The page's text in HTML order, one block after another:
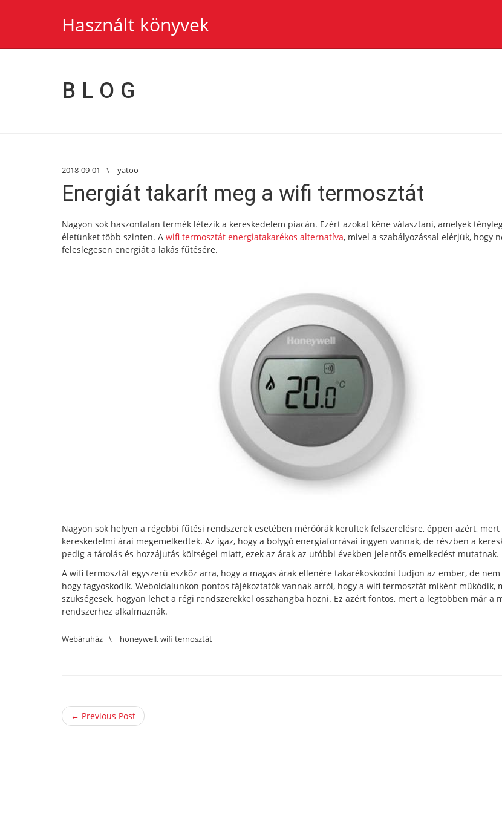
Használt könyvek
BLOG
2018-09-01 \ yatoo
Energiát takarít meg a wifi termosztát
Nagyon sok haszontalan termék létezik a kereskedelem piacán. Ezért azokat kéne választani, amelyek
életünket több szinten. A wifi termosztát energiatakarékos alternatíva, mivel a szabályozással elérjük, hogy
feleslegesen energiát a lakás fűtésére.
Nagyon sok helyen a régebbi fűtési rendszerek esetében mérőórák kerültek felszerelésre, éppen azért, mert
kereskedelmi árai megemelkedtek. Az igaz, hogy a bolygó energiaforrásai ingyen vannak, de részben a
pedig a tárolás és hozzájutás költségei miatt, ezek az árak az utóbbi években jelentős emelkedést mutatnak.
A wifi termosztát egyszerű eszköz arra, hogy a magas árak ellenére takarékoskodni tudjon az ember, de
hogy fagyoskodik. Weboldalunkon pontos tájékoztatók vannak arról, hogy a wifi termosztát miként működik,
szükségesek, hogyan lehet a régi rendszerekkel összhangba hozni. Ez azért fontos, mert a legtöbben már a
rendszerhez alkalmaznák.
Webáruház \ honeywell,wifi ternosztát
← Previous Post